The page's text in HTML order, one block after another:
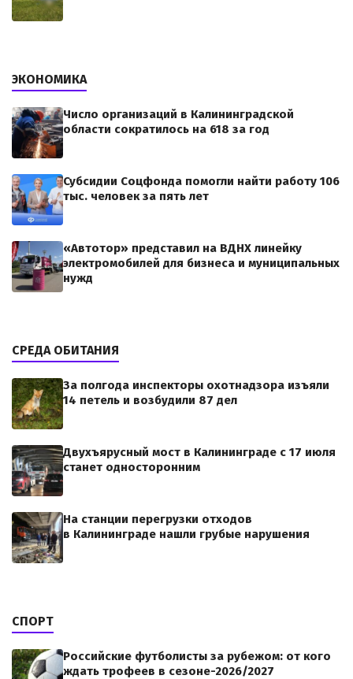
ЭКОНОМИКА
Число организаций в Калининградской
области сократилось на 618 за год
Субсидии Соцфонда помогли найти работу 106
тыс. человек за пять лет
«Автотор» представил на ВДНХ линейку
электромобилей для бизнеса и муниципальных
нужд
СРЕДА ОБИТАНИЯ
За полгода инспекторы охотнадзора изъяли
14 петель и возбудили 87 дел
Двухъярусный мост в Калининграде с 17 июля
станет односторонним
На станции перегрузки отходов
в Калининграде нашли грубые нарушения
СПОРТ
Российские футболисты за рубежом: от кого
ждать трофеев в сезоне-2026/2027